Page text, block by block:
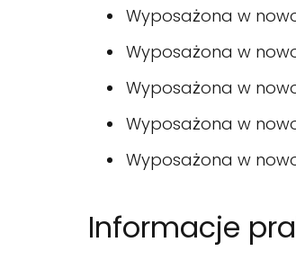
Wyposażona w
Wyposażona w
Wyposażona w
Wyposażona w
Wyposażona w
Informacje